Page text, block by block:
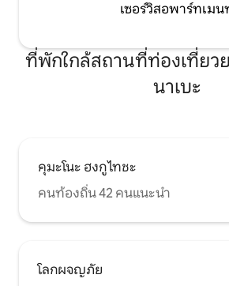
เซอร์วิสอพาร์ทเมน
ที่พักใกล้สถานที่ท่องเที่ยว
นาเบะ
คุมะโนะ ฮงกู ไทชะ
คนท้องถิ่น 42 คนแนะนำ
โลกผจญภัย